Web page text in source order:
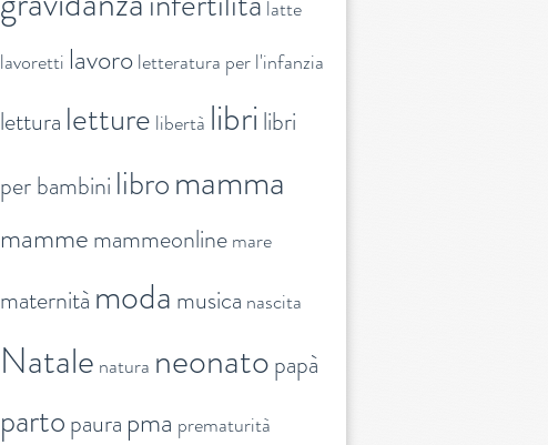
latte
lavoretti lavoroletteratura per l'infanzia
lettura letture libertà libri libri
per bambini libromamma
mammemammeonlinemare
maternità moda musica nascita
Natale natura neonatopapà
partopaura pma prematurità